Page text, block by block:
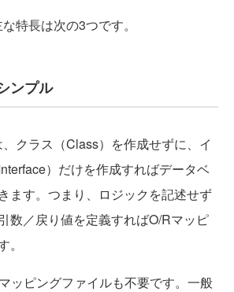
特長は次の3つです。
ンプル
クラス（Class）を作成せずに、イ
）だけを作成すればデータベ
ます。つまり、ロジックを記述せず
数／戻り値を定義すればO/Rマッピ
ッピングファイルも不要です。一般